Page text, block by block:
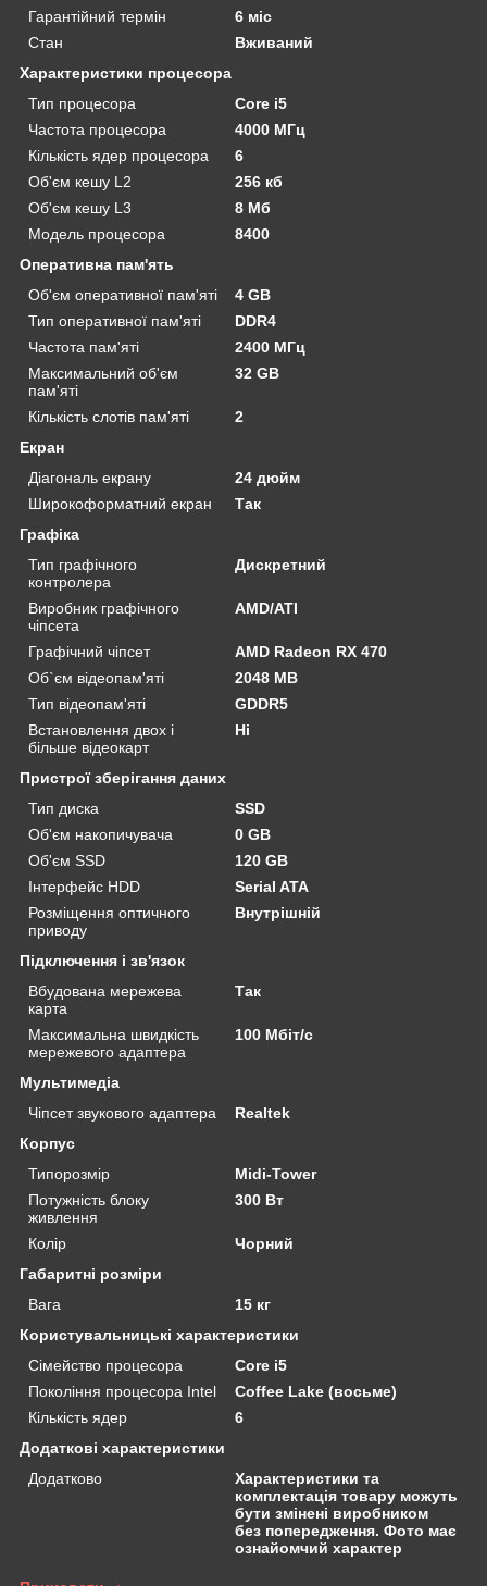
Гарантійний термін
6 міс
Стан
Вживаний
Характеристики процесора
Тип процесора
Core i5
Частота процесора
4000 МГц
Кількість ядер процесора
6
Об'єм кешу L2
256 кб
Об'єм кешу L3
8 Мб
Модель процесора
8400
Оперативна пам'ять
Об'єм оперативної пам'яті
4 GB
Тип оперативної пам'яті
DDR4
Частота пам'яті
2400 МГц
Максимальний об'єм
пам'яті
32 GB
Кількість слотів пам'яті
2
Екран
Діагональ екрану
24 дюйм
Широкоформатний екран
Так
Графіка
Тип графічного
контролера
Дискретний
Виробник графічного
чіпсета
AMD/ATI
Графічний чіпсет
AMD Radeon RX 470
Об`єм відеопам'яті
2048 MB
Тип відеопам'яті
GDDR5
Встановлення двох і
більше відеокарт
Ні
Пристрої зберігання даних
Тип диска
SSD
Об'єм накопичувача
0 GB
Об'єм SSD
120 GB
Інтерфейс HDD
Serial ATA
Розміщення оптичного
приводу
Внутрішній
Підключення і зв'язок
Вбудована мережева
карта
Так
Максимальна швидкість
мережевого адаптера
100 Мбіт/с
Мультимедіа
Чіпсет звукового адаптера
Realtek
Корпус
Типорозмір
Midi-Tower
Потужність блоку
живлення
300 Вт
Колір
Чорний
Габаритні розміри
Вага
15 кг
Користувальницькі характеристики
Сімейство процесора
Core i5
Покоління процесора Intel
Coffee Lake (восьме)
Кількість ядер
6
Додаткові характеристики
Додатково
Характеристики та
комплектація товару можуть
бути змінені виробником
без попередження. Фото має
ознайомчий характер